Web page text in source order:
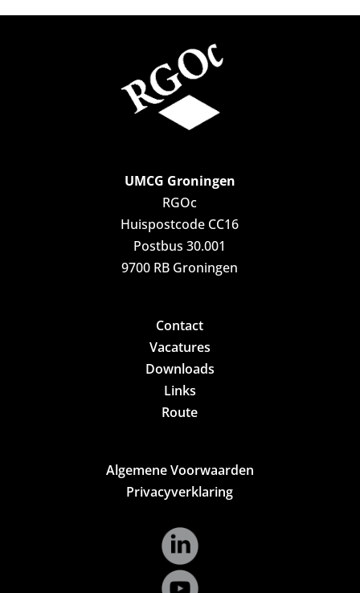
UMCG Groningen
RGOc
Huispostcode CC16
Postbus 30.001
9700 RB Groningen
Contact
Vacatures
Downloads
Links
Route
Algemene Voorwaarden
Privacyverklaring